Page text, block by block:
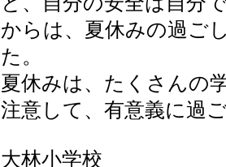
からは、夏休みの過ご
た。
夏休みは、たくさんの
注意して、有意義に過
大林小学校